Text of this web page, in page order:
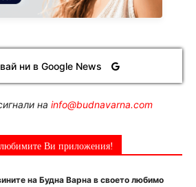
ни в Google News
на info@budnavarna.com
Ви приложения!
на Будна Варна в своето любимо